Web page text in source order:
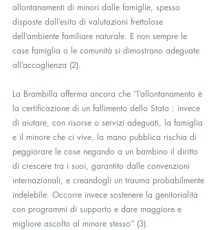
allontanamenti di minori dalle famiglie, spesso
disposte dall’esito di valutazioni frettolose
dell’ambiente familiare naturale. E non sempre le
case famiglia o le comunità si dimostrano adeguate
all’accoglienza (2).
La Brambilla afferma ancora che “l’allontanamento è
la certificazione di un fallimento dello Stato : invece
di aiutare, con risorse o servizi adeguati, la famiglia
e il minore che ci vive, la mano pubblica rischia di
peggiorare le cose negando a un bambino il diritto
di crescere tra i suoi, garantito dalle convenzioni
internazionali, e creandogli un trauma probabilmente
indelebile. Occorre invece sostenere la genitorialità
con programmi di supporto e dare maggiore e
migliore ascolto al minore stesso” (3).